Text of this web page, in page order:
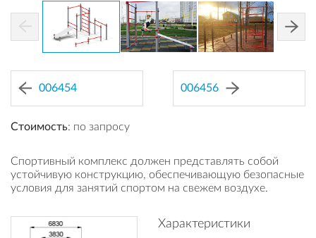
006454 006456
Стоимость: по запросу
Спортивный комплекс должен представлять собой
устойчивую конструкцию, обеспечивающую безопасные
условия для занятий спортом на свежем воздухе.
Характеристики